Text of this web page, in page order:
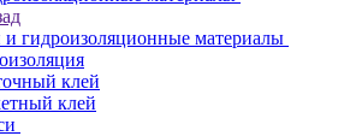
и гидроизоляционные материалы
клей
клей